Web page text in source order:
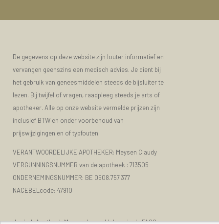
De gegevens op deze website zijn louter informatief en
vervangen geenszins een medisch advies. Je dient bij
het gebruik van geneesmiddelen steeds de bijsluiter te
lezen. Bij twijfel of vragen, raadpleeg steeds je arts of
apotheker. Alle op onze website vermelde prijzen zijn
inclusief BTW en onder voorbehoud van
prijswijzigingen en of typfouten.
VERANTWOORDELIJKE APOTHEKER: Meysen Claudy
VERGUNNINGSNUMMER van de apotheek : 713505
ONDERNEMINGSNUMMER: BE 0508.757.377
NACEBELcode: 47910
Je vindt Apotheek Meysen Leopoldsburg in de FAGG